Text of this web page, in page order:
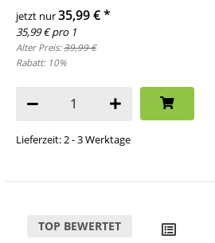
jetzt nur35,99 €*
35,99 € pro 1
Alter Preis:39,99 €
Rabatt: 10%
Lieferzeit: 2 - 3 Werktage
TOP BEWERTET